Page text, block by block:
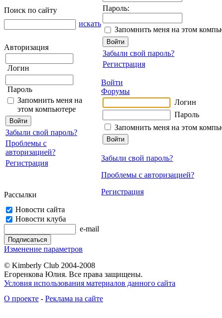
Поиск по сайту
искать
Авторизация
Логин
Пароль
Запомнить меня на
этом компьютере
Забыли свой пароль?
Проблемы с
авторизацией?
Регистрация
Рассылки
Новости сайта
Новости клуба
e-mail
Изменение параметров
Пароль:
Запомнить меня на этом
Забыли свой пароль?
Регистрация
Войти
Форумы
Логин
Пароль
Запомнить меня на этом
Забыли свой пароль?
Проблемы с авторизацией?
Регистрация
© Kimberly Club 2004-2008
Егоренкова Юлия. Все права защищены.
Условия использования материалов данного сайта
О проекте - Реклама на сайте